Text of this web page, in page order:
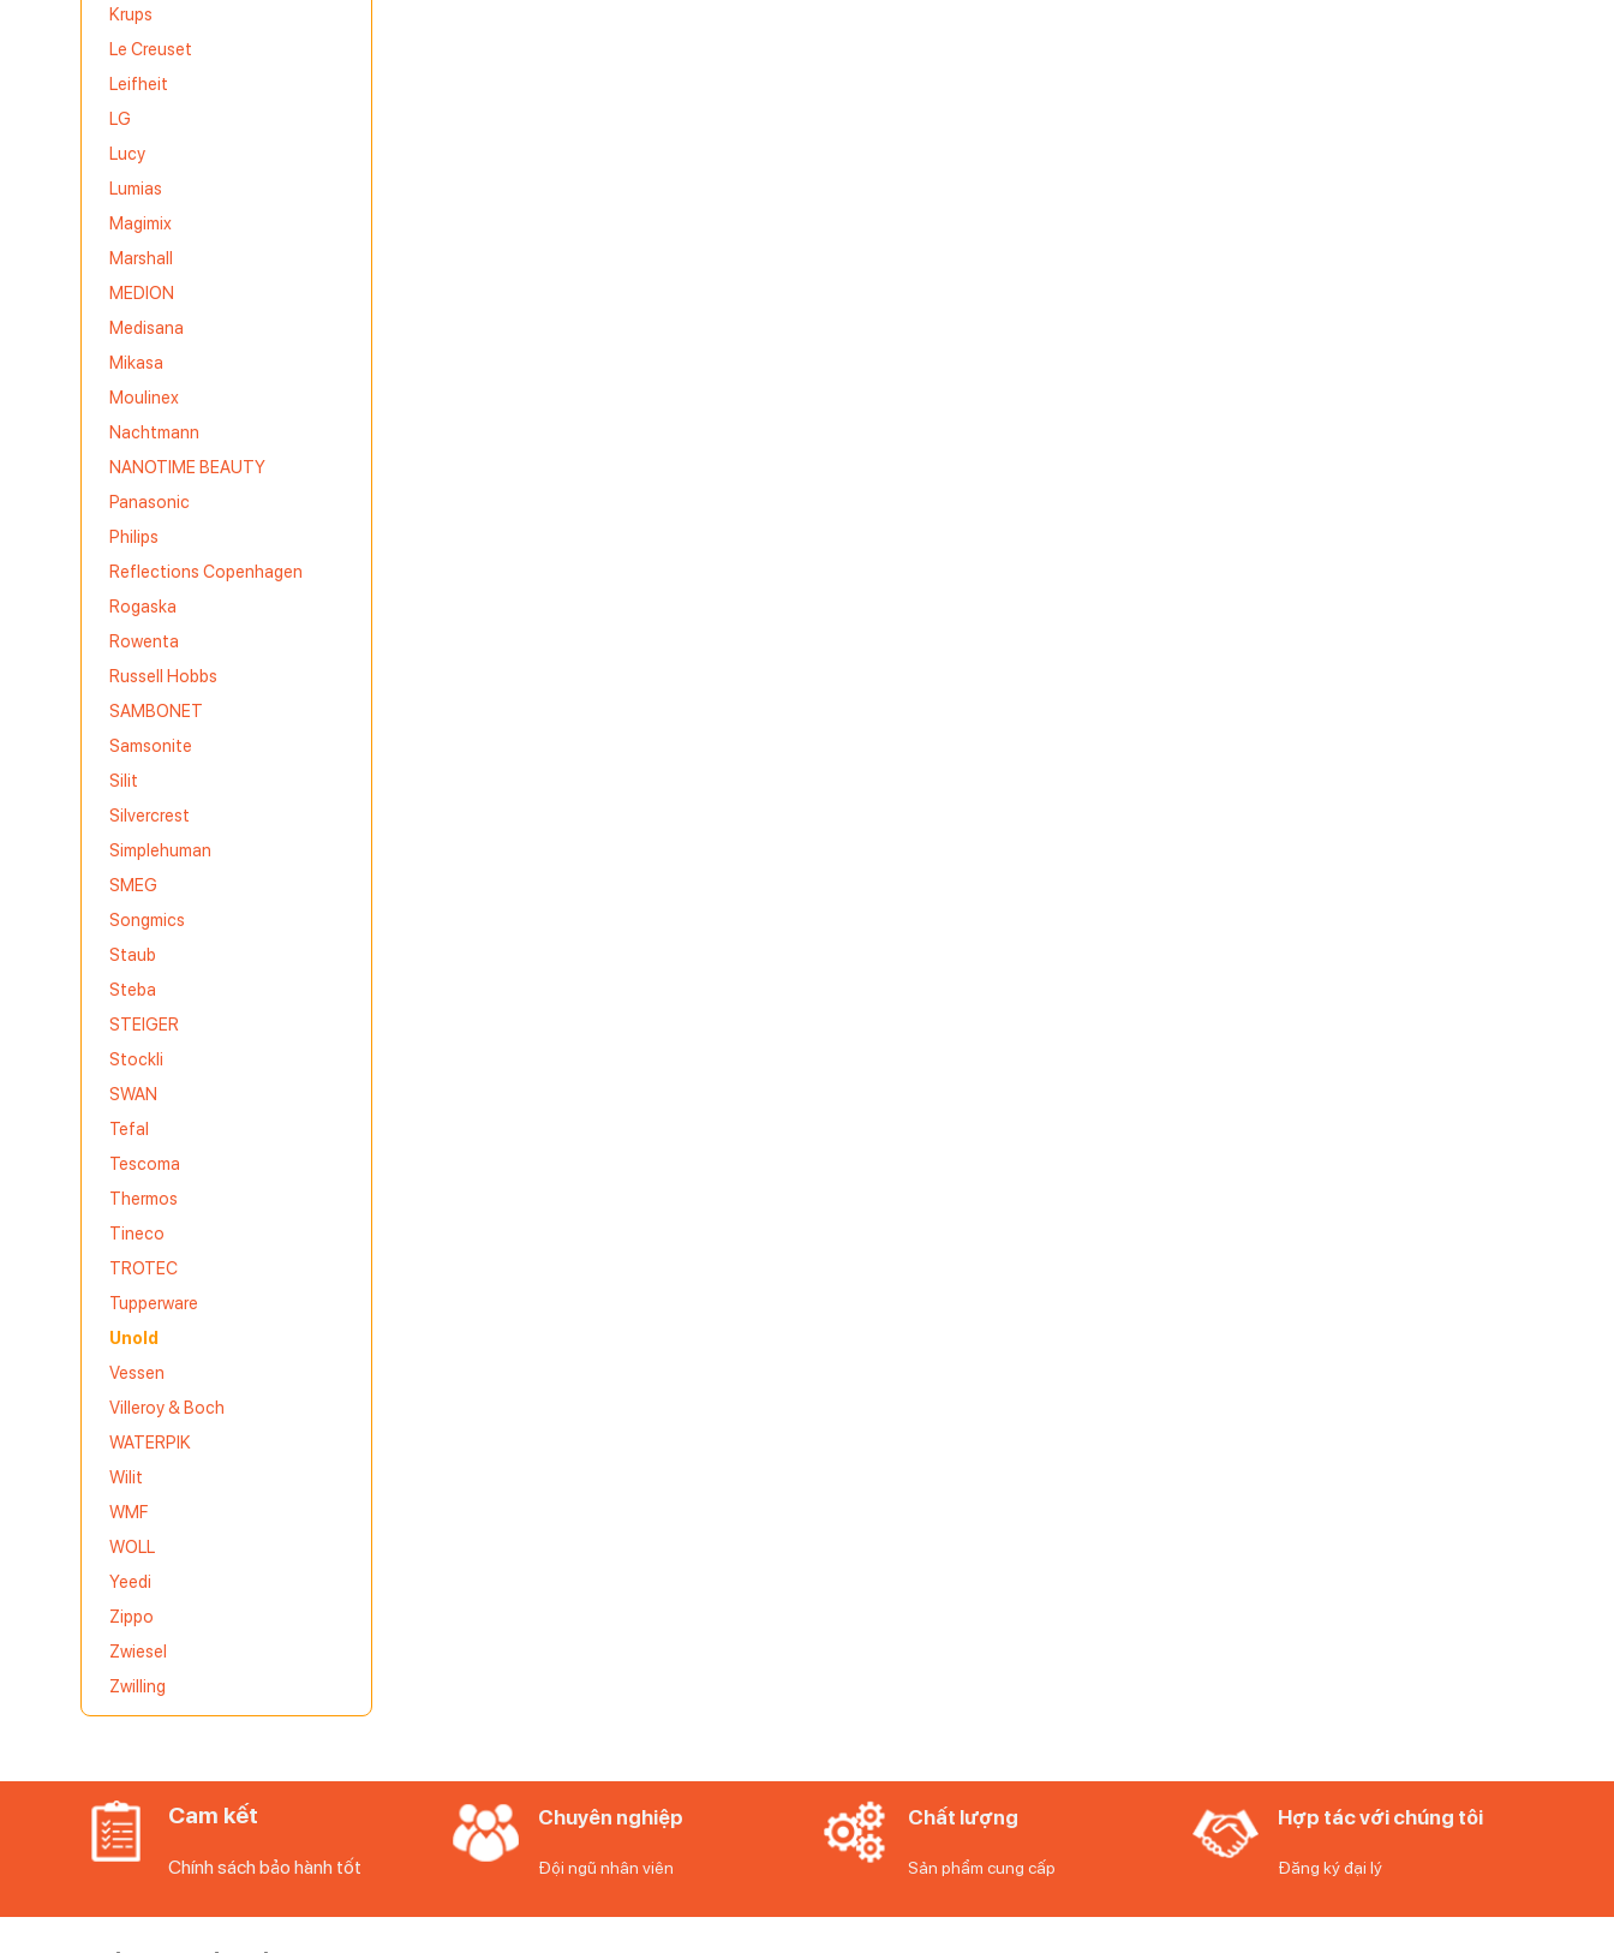
Krups
Le Creuset
Leifheit
LG
Lucy
Lumias
Magimix
Marshall
MEDION
Medisana
Mikasa
Moulinex
Nachtmann
NANOTIME BEAUTY
Panasonic
Philips
Reflections Copenhagen
Rogaska
Rowenta
Russell Hobbs
SAMBONET
Samsonite
Silit
Silvercrest
Simplehuman
SMEG
Songmics
Staub
Steba
STEIGER
Stockli
SWAN
Tefal
Tescoma
Thermos
Tineco
TROTEC
Tupperware
Unold
Vessen
Villeroy & Boch
WATERPIK
Wilit
WMF
WOLL
Yeedi
Zippo
Zwiesel
Zwilling
Cam kết
Chính sách bảo hành tốt
Chuyên nghiệp
Đội ngũ nhân viên
Chất lượng
Sản phẩm cung cấp
Hợp tác với chúng tôi
Đăng ký đại lý